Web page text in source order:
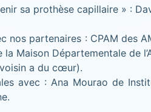
sa prothèse capillaire » :
nos partenaires : CPAM des
Maison Départementale de
a du cœur).
avec : Ana Mourao de